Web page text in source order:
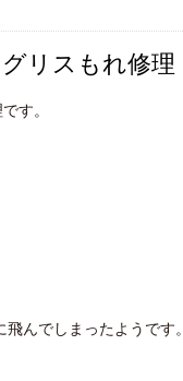
リスもれ修理
す。
んでしまったようです。